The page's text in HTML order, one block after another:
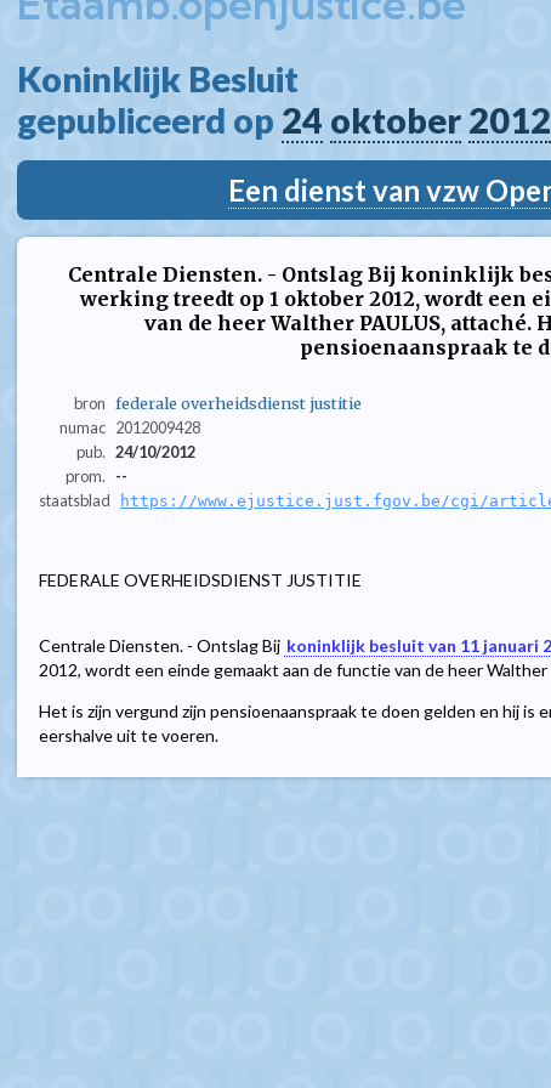
Koninklijk Besluit
gepubliceerd op 24 oktober 2012
Een dienst van vzw
Centrale Diensten. - Ontslag Bij koninklijk
werking treedt op 1 oktober 2012, wordt een
van de heer Walther PAULUS, attaché.
pensioenaanspraak te
bron federale overheidsdienst justitie
numac 2012009428
pub. 24/10/2012
prom.
--
staatsblad
https://www.ejustice.just.fgov.be/cgi/
FEDERALE OVERHEIDSDIENST JUSTITIE
Centrale Diensten. - Ontslag Bij koninklijk besluit van 11 januari
2012, wordt een einde gemaakt aan de functie van de heer Walther
Het is zijn vergund zijn pensioenaanspraak te doen gelden en hij is
eershalve uit te voeren.